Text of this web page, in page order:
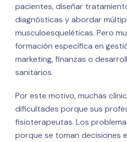
pacientes, diseñar
diagnósticas y abordar
musculoesqueléticas. Pero
formación específica en
marketing, finanzas o
sanitarios.
Por este motivo, muchas
dificultades porque sus
fisioterapeutas. Los
porque se toman decisiones